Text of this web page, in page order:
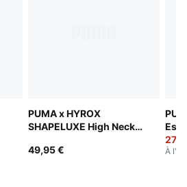
PUMA x HYROX
SHAPELUXE High Neck
49,95 €
À